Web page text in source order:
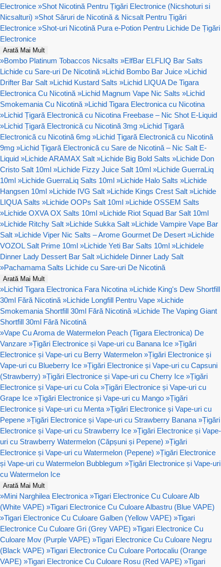
Electronice »Shot Nicotină Pentru Țigări Electronice (Nicshoturi si
Nicsalturi) »Shot Săruri de Nicotină & Nicsalt Pentru Țigări
Electronice »Shot-uri Nicotină Pura e-Potion Pentru Lichide De Țigări
Electronice
Arată Mai Mult
»Bombo Platinum Tobaccos Nicsalts »ElfBar ELFLIQ Bar Salts
Lichide cu Sare-uri De Nicotină »Lichid Bombo Bar Juice »Lichid
Drifter Bar Salt »Lichid Kustard Salts »Lichid LIQUA De Tigara
Electronica Cu Nicotină »Lichid Magnum Vape Nic Salts »Lichid
Smokemania Cu Nicotină »Lichid Tigara Electronica cu Nicotina
»Lichid Țigară Electronică cu Nicotina Freebase – Nic Shot E-Liquid
»Lichid Țigară Electronică cu Nicotină 3mg »Lichid Țigară
Electronică cu Nicotină 6mg »Lichid Țigară Electronică cu Nicotină
9mg »Lichid Țigară Electronică cu Sare de Nicotină – Nic Salt E-
Liquid »Lichide ARAMAX Salt »Lichide Big Bold Salts »Lichide Don
Cristo Salt 10ml »Lichide Fizzy Juice Salt 10ml »Lichide GuerraLiq
10ml »Lichide GuerraLiq Salts 10ml »Lichide Halo Salts »Lichide
Hangsen 10ml »Lichide IVG Salt »Lichide Kings Crest Salt »Lichide
LIQUA Salts »Lichide OOPs Salt 10ml »Lichide OSSEM Salts
»Lichide OXVA OX Salts 10ml »Lichide Riot Squad Bar Salt 10ml
»Lichide Ritchy Salt »Lichide Sukka Salt »Lichide Vampire Vape Bar
Salt »Lichide Viper Nic Salts – Arome Gourmet De Desert »Lichide
VOZOL Salt Prime 10ml »Lichide Yeti Bar Salts 10ml »Lichidele
Dinner Lady Dessert Bar Salt »Lichidele Dinner Lady Salt
»Pachamama Salts Lichide cu Sare-uri De Nicotină
Arată Mai Mult
»Lichid Tigara Electronica Fara Nicotina »Lichide King's Dew Shortfill
30ml Fără Nicotină »Lichide Longfill Pentru Vape »Lichide
Smokemania Shortfill 30ml Fără Nicotină »Lichide The Vaping Giant
Shortfill 30ml Fără Nicotină
»Vape Cu Aroma de Watermelon Peach (Tigara Electronica) De
Vanzare »Țigări Electronice și Vape-uri cu Banana Ice »Țigări
Electronice și Vape-uri cu Berry Watermelon »Țigări Electronice și
Vape-uri cu Blueberry Ice »Țigări Electronice și Vape-uri cu Capsuni
(Strawberry) »Țigări Electronice și Vape-uri cu Cherry Ice »Țigări
Electronice și Vape-uri cu Cola »Țigări Electronice și Vape-uri cu
Grape Ice »Țigări Electronice și Vape-uri cu Mango »Țigări
Electronice și Vape-uri cu Menta »Țigări Electronice și Vape-uri cu
Pepene »Țigări Electronice și Vape-uri cu Strawberry Banana »Țigări
Electronice și Vape-uri cu Strawberry Ice »Țigări Electronice și Vape-
uri cu Strawberry Watermelon (Căpșuni și Pepene) »Țigări
Electronice și Vape-uri cu Watermelon (Pepene) »Țigări Electronice
și Vape-uri cu Watermelon Bubblegum »Țigări Electronice și Vape-uri
cu Watermelon Ice
Arată Mai Mult
»Mini Narghilea Electronica »Tigari Electronice Cu Culoare Alb
(White VAPE) »Tigari Electronice Cu Culoare Albastru (Blue VAPE)
»Tigari Electronice Cu Culoare Galben (Yellow VAPE) »Tigari
Electronice Cu Culoare Gri (Grey VAPE) »Tigari Electronice Cu
Culoare Mov (Purple VAPE) »Tigari Electronice Cu Culoare Negru
(Black VAPE) »Tigari Electronice Cu Culoare Portocaliu (Orange
VAPE) »Tigari Electronice Cu Culoare Rosu (Red VAPE) »Tigari